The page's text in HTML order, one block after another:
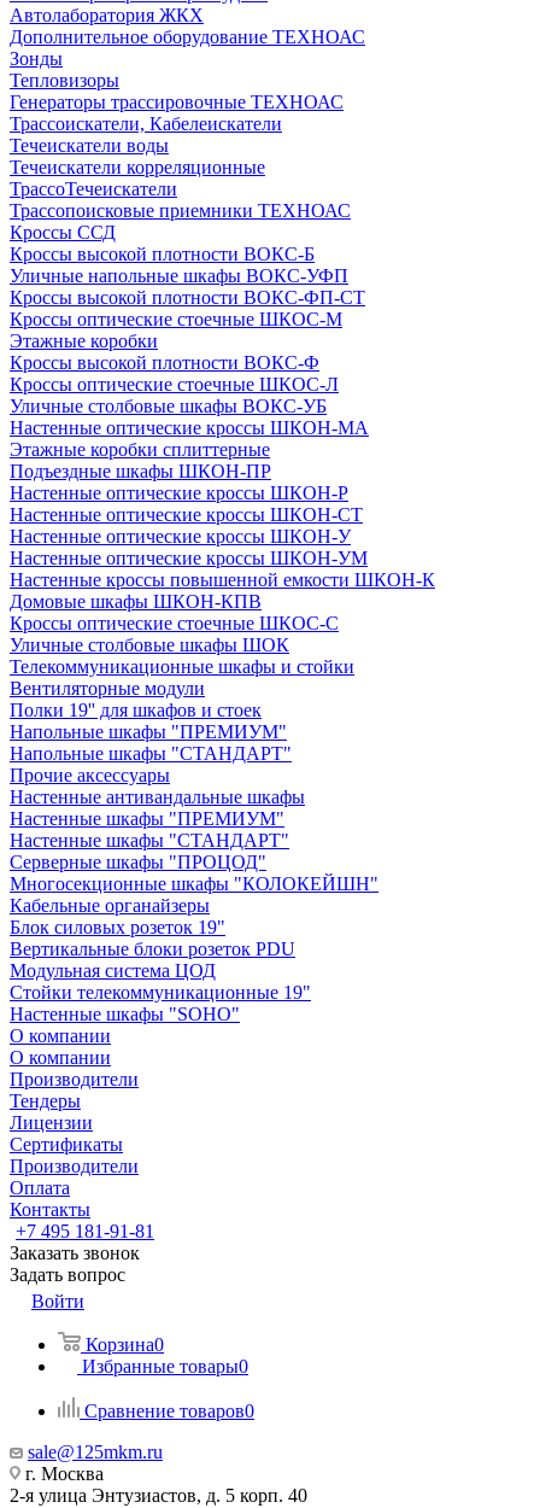
Автолаборатория ЖКХ
Дополнительное оборудование ТЕХНОАС
Зонды
Тепловизоры
Генераторы трассировочные ТЕХНОАС
Трассоискатели, Кабелеискатели
Течеискатели воды
Течеискатели корреляционные
ТрассоТечеискатели
Трассопоисковые приемники ТЕХНОАС
Кроссы ССД
Кроссы высокой плотности ВОКС-Б
Уличные напольные шкафы ВОКС-УФП
Кроссы высокой плотности ВОКС-ФП-СТ
Кроссы оптические стоечные ШКОС-М
Этажные коробки
Кроссы высокой плотности ВОКС-Ф
Кроссы оптические стоечные ШКОС-Л
Уличные столбовые шкафы ВОКС-УБ
Настенные оптические кроссы ШКОН-МА
Этажные коробки сплиттерные
Подъездные шкафы ШКОН-ПР
Настенные оптические кроссы ШКОН-Р
Настенные оптические кроссы ШКОН-СТ
Настенные оптические кроссы ШКОН-У
Настенные оптические кроссы ШКОН-УМ
Настенные кроссы повышенной емкости ШКОН-К
Домовые шкафы ШКОН-КПВ
Кроссы оптические стоечные ШКОС-С
Уличные столбовые шкафы ШОК
Телекоммуникационные шкафы и стойки
Вентиляторные модули
Полки 19'' для шкафов и стоек
Напольные шкафы "ПРЕМИУМ"
Напольные шкафы "СТАНДАРТ"
Прочие аксессуары
Настенные антивандальные шкафы
Настенные шкафы "ПРЕМИУМ"
Настенные шкафы "СТАНДАРТ"
Серверные шкафы "ПРОЦОД"
Многосекционные шкафы "КОЛОКЕЙШН"
Кабельные органайзеры
Блок силовых розеток 19"
Вертикальные блоки розеток PDU
Модульная система ЦОД
Стойки телекоммуникационные 19"
Настенные шкафы "SOHO"
О компании
О компании
Производители
Тендеры
Лицензии
Сертификаты
Производители
Оплата
Контакты
+7 495 181-91-81
Заказать звонок
Задать вопрос
Войти
Корзина0
Избранные товары0
Сравнение товаров0
sale@125mkm.ru
г. Москва
2-я улица Энтузиастов, д. 5 корп. 40